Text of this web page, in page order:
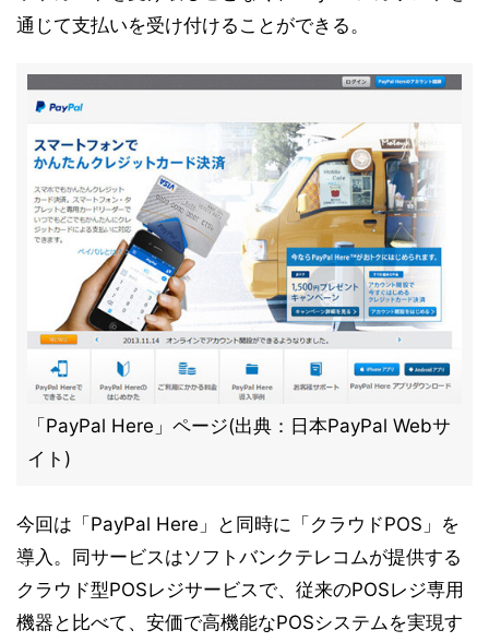
通じて支払いを受け付けることができる。
「PayPal Here」ページ(出典：日本PayPal Webサ
イト)
今回は「PayPal Here」と同時に「クラウドPOS」を
導入。同サービスはソフトバンクテレコムが提供する
クラウド型POSレジサービスで、従来のPOSレジ専用
機器と比べて、安価で高機能なPOSシステムを実現す